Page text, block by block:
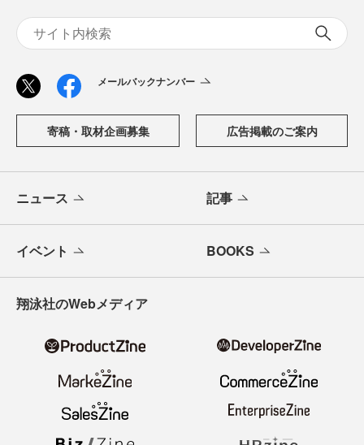
メールバックナンバー
寄稿・取材企画募集 広告掲載のご案内
ニュース 記事
イベント BOOKS
翔泳社のWebメディア